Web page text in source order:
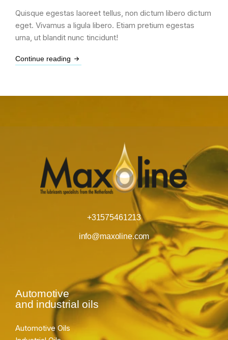
Quisque egestas laoreet tellus, non dictum libero dictum
eget. Vivamus a ligula libero. Etiam pretium egestas
urna, ut blandit nunc tincidunt!
Continue reading
+31575461213
info@maxoline.com
Automotive
and industrial oils
Automotive Oils